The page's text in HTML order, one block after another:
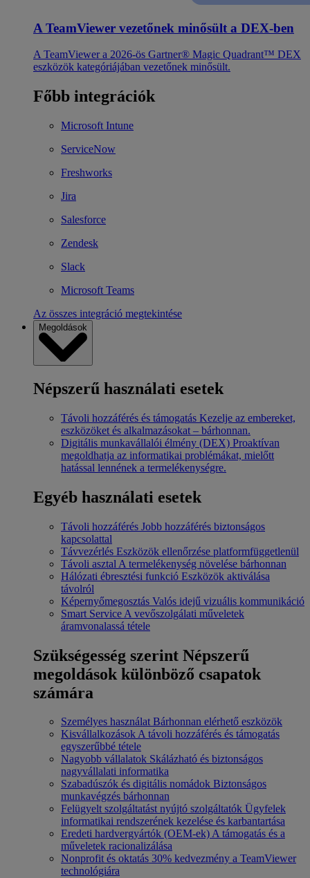
A TeamViewer vezetőnek minősült a DEX-ben
A TeamViewer a 2026-ös Gartner® Magic Quadrant™ DEX
eszközök kategóriájában vezetőnek minősült.
Főbb integrációk
Microsoft Intune
ServiceNow
Freshworks
Jira
Salesforce
Zendesk
Slack
Microsoft Teams
Az összes integráció megtekintése
Megoldások
Népszerű használati esetek
Távoli hozzáférés és támogatás Kezelje az embereket,
eszközöket és alkalmazásokat – bárhonnan.
Digitális munkavállalói élmény (DEX) Proaktívan
megoldhatja az informatikai problémákat, mielőtt
hatással lennének a termelékenységre.
Egyéb használati esetek
Távoli hozzáférés Jobb hozzáférés biztonságos
kapcsolattal
Távvezérlés Eszközök ellenőrzése platformfüggetlenül
Távoli asztal A termelékenység növelése bárhonnan
Hálózati ébresztési funkció Eszközök aktiválása
távolról
Képernyőmegosztás Valós idejű vizuális kommunikáció
Smart Service A vevőszolgálati műveletek
áramvonalassá tétele
Szükségesség szerint Népszerű
megoldások különböző csapatok
számára
Személyes használat Bárhonnan elérhető eszközök
KisvállalkozásokA távoli hozzáférés és támogatás
egyszerűbbé tétele
Nagyobb vállalatok Skálázható és biztonságos
nagyvállalati informatika
Szabadúszók és digitális nomádok Biztonságos
munkavégzés bárhonnan
Felügyelt szolgáltatást nyújtó szolgáltatók Ügyfelek
informatikai rendszerének kezelése és karbantartása
Eredeti hardvergyártók (OEM-ek)A támogatás és a
műveletek racionalizálása
Nonprofit és oktatás 30% kedvezmény a TeamViewer
technológiára